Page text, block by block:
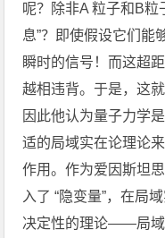
呢？除非A 粒子和B粒
息”？即使假设它们能
瞬时的信号！而这超
越相违背。于是，这就
因此他认为量子力学
适的局域实在论理论
作用。作为爱因斯坦
入了 “隐变量”，在局
决定性的理论——局域